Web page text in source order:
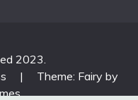
2023.
|
Theme: Fairy by
.